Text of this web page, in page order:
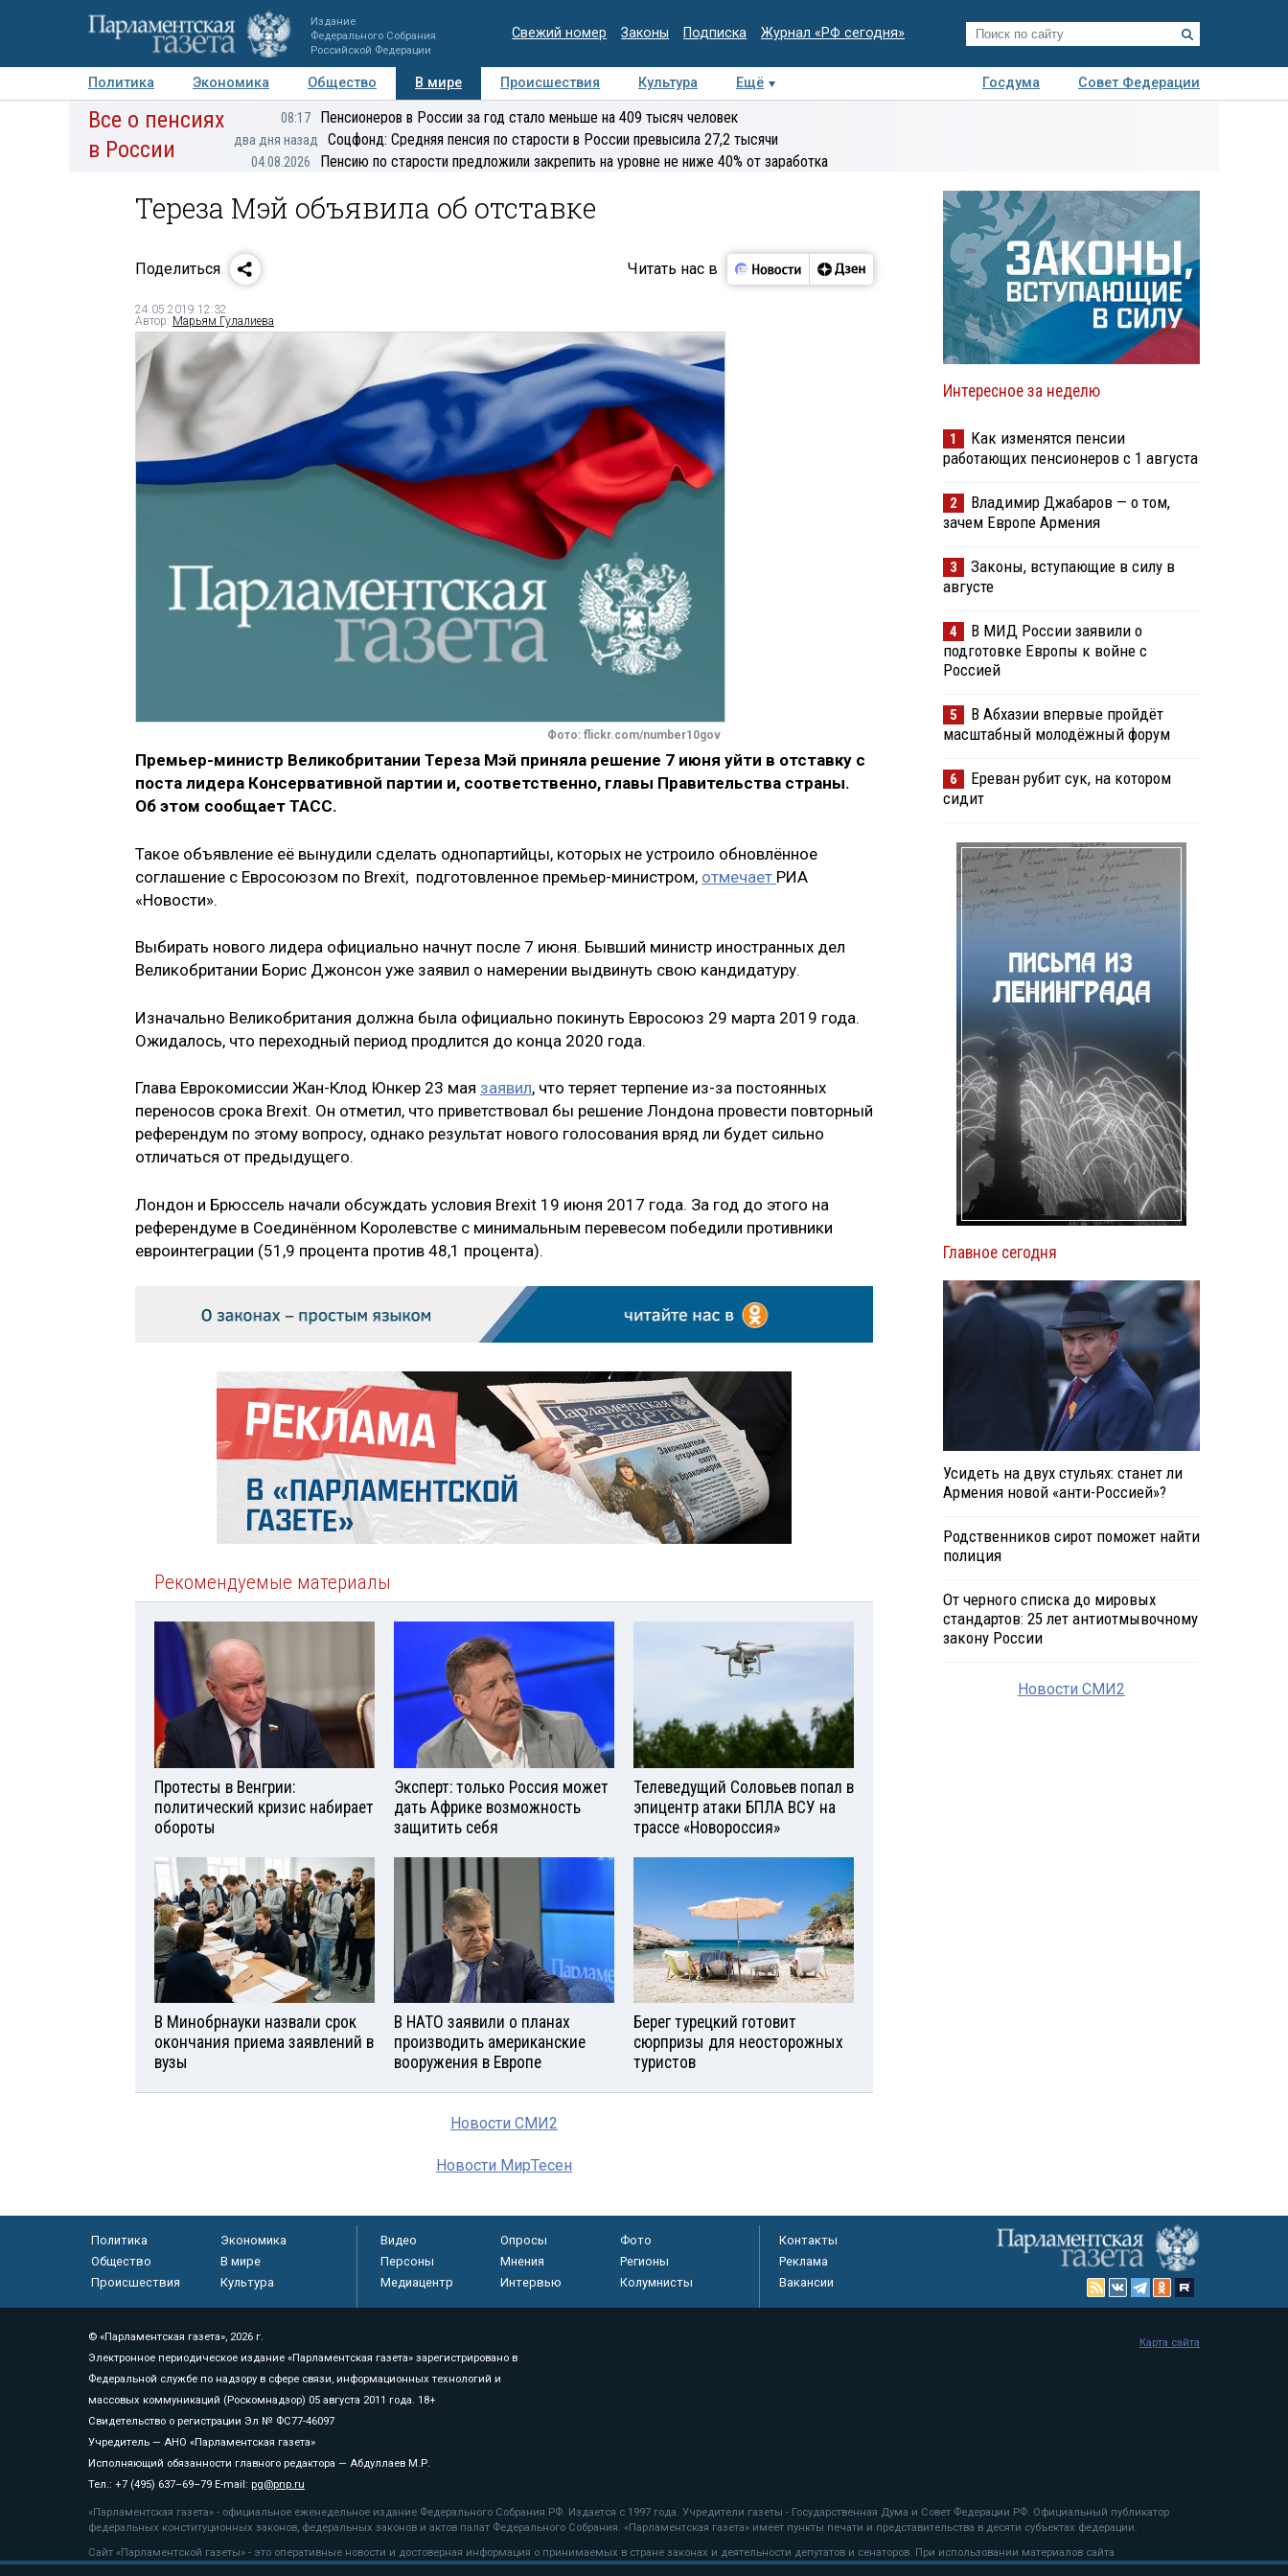
Издание
Федерального Собрания
Российской Федерации
Свежий номер Законы Подписка Журнал «РФ сегодня»
Политика Экономика Общество В мире Происшествия Культура Ещё Госдума
Совет Федерации
Авторы Персоны Мнения Регионы Медиацентр Интервью Колумнисты
Все о пенсиях
в России
08:17 Пенсионеров в России за год стало меньше на 409 тысяч человек
два дня назад Соцфонд: Средняя пенсия по старости в России превысила 27,2 тысячи
04.08.2026 Пенсию по старости предложили закрепить на уровне не ниже 40% от заработка
Тереза Мэй объявила об отставке
Поделиться Читать нас в
24.05.2019 12:32
Автор: Марьям Гулалиева
Фото: flickr.com/number10gov
Премьер-министр Великобритании Тереза Мэй приняла решение 7 июня уйти в отставку с
поста лидера Консервативной партии и, соответственно, главы Правительства страны.
Об этом сообщает ТАСС.
Такое объявление её вынудили сделать однопартийцы, которых не устроило обновлённое
соглашение с Евросоюзом по Brexit, подготовленное премьер-министром, отмечает РИА
«Новости».
Выбирать нового лидера официально начнут после 7 июня. Бывший министр иностранных дел
Великобритании Борис Джонсон уже заявил о намерении выдвинуть свою кандидатуру.
Изначально Великобритания должна была официально покинуть Евросоюз 29 марта 2019 года.
Ожидалось, что переходный период продлится до конца 2020 года.
Глава Еврокомиссии Жан-Клод Юнкер 23 мая заявил, что теряет терпение из-за постоянных
переносов срока Brexit. Он отметил, что приветствовал бы решение Лондона провести повторный
референдум по этому вопросу, однако результат нового голосования вряд ли будет сильно
отличаться от предыдущего.
Лондон и Брюссель начали обсуждать условия Brexit 19 июня 2017 года. За год до этого на
референдуме в Соединённом Королевстве с минимальным перевесом победили противники
евроинтеграции (51,9 процента против 48,1 процента).
Рекомендуемые материалы
Протесты в Венгрии:
политический кризис набирает
обороты
Эксперт: только Россия может
дать Африке возможность
защитить себя
Телеведущий Соловьев попал в
эпицентр атаки БПЛА ВСУ на
трассе «Новороссия»
В Минобрнауки назвали срок
окончания приема заявлений в
вузы
В НАТО заявили о планах
производить американские
вооружения в Европе
Берег турецкий готовит
сюрпризы для неосторожных
туристов
Новости СМИ2
Новости МирТесен
Интересное за неделю
1
Как изменятся пенсии
работающих пенсионеров с 1 августа
2
Владимир Джабаров — о том,
зачем Европе Армения
3
Законы, вступающие в силу в
августе
4
В МИД России заявили о
подготовке Европы к войне с
Россией
5
В Абхазии впервые пройдёт
масштабный молодёжный форум
6
Ереван рубит сук, на котором
сидит
Главное сегодня
Усидеть на двух стульях: станет ли
Армения новой «анти-Россией»?
Родственников сирот поможет найти
полиция
От черного списка до мировых
стандартов: 25 лет антиотмывочному
закону России
Новости СМИ2
Политика
Экономика
Общество
В мире
Происшествия
Культура
Видео Опросы
Фото
Персоны
Мнения
Регионы
Медиацентр
Интервью Колумнисты
Контакты
Реклама
Вакансии
© «Парламентская газета», 2026 г.
Электронное периодическое издание «Парламентская газета» зарегистрировано в
Федеральной службе по надзору в сфере связи, информационных технологий и
массовых коммуникаций (Роскомнадзор) 05 августа 2011 года. 18+
Свидетельство о регистрации Эл № ФС77-46097
Учредитель — АНО «Парламентская газета»
Исполняющий обязанности главного редактора — Абдуллаев М.Р.
Тел.: +7 (495) 637–69–79 E-mail: pg@pnp.ru
«Парламентская газета» - официальное еженедельное издание Федерального Собрания РФ. Издается с 1997 года. Учредители газеты - Государственная Дума и Совет Федерации РФ. Официальный публикатор
федеральных конституционных законов, федеральных законов и актов палат Федерального Собрания. «Парламентская газета» имеет пункты печати и представительства в десяти субъектах федерации.
Сайт «Парламентской газеты» - это оперативные новости и достоверная информация о принимаемых в стране законах и деятельности депутатов и сенаторов. При использовании материалов сайта
«Парламентской газеты» активная ссылка на pnp.ru обязательна.
Карта сайта